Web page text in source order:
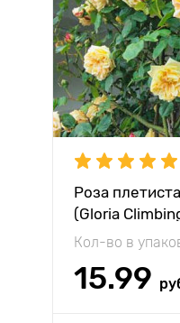
Роза
(Gloria
Кол-во в
15.99